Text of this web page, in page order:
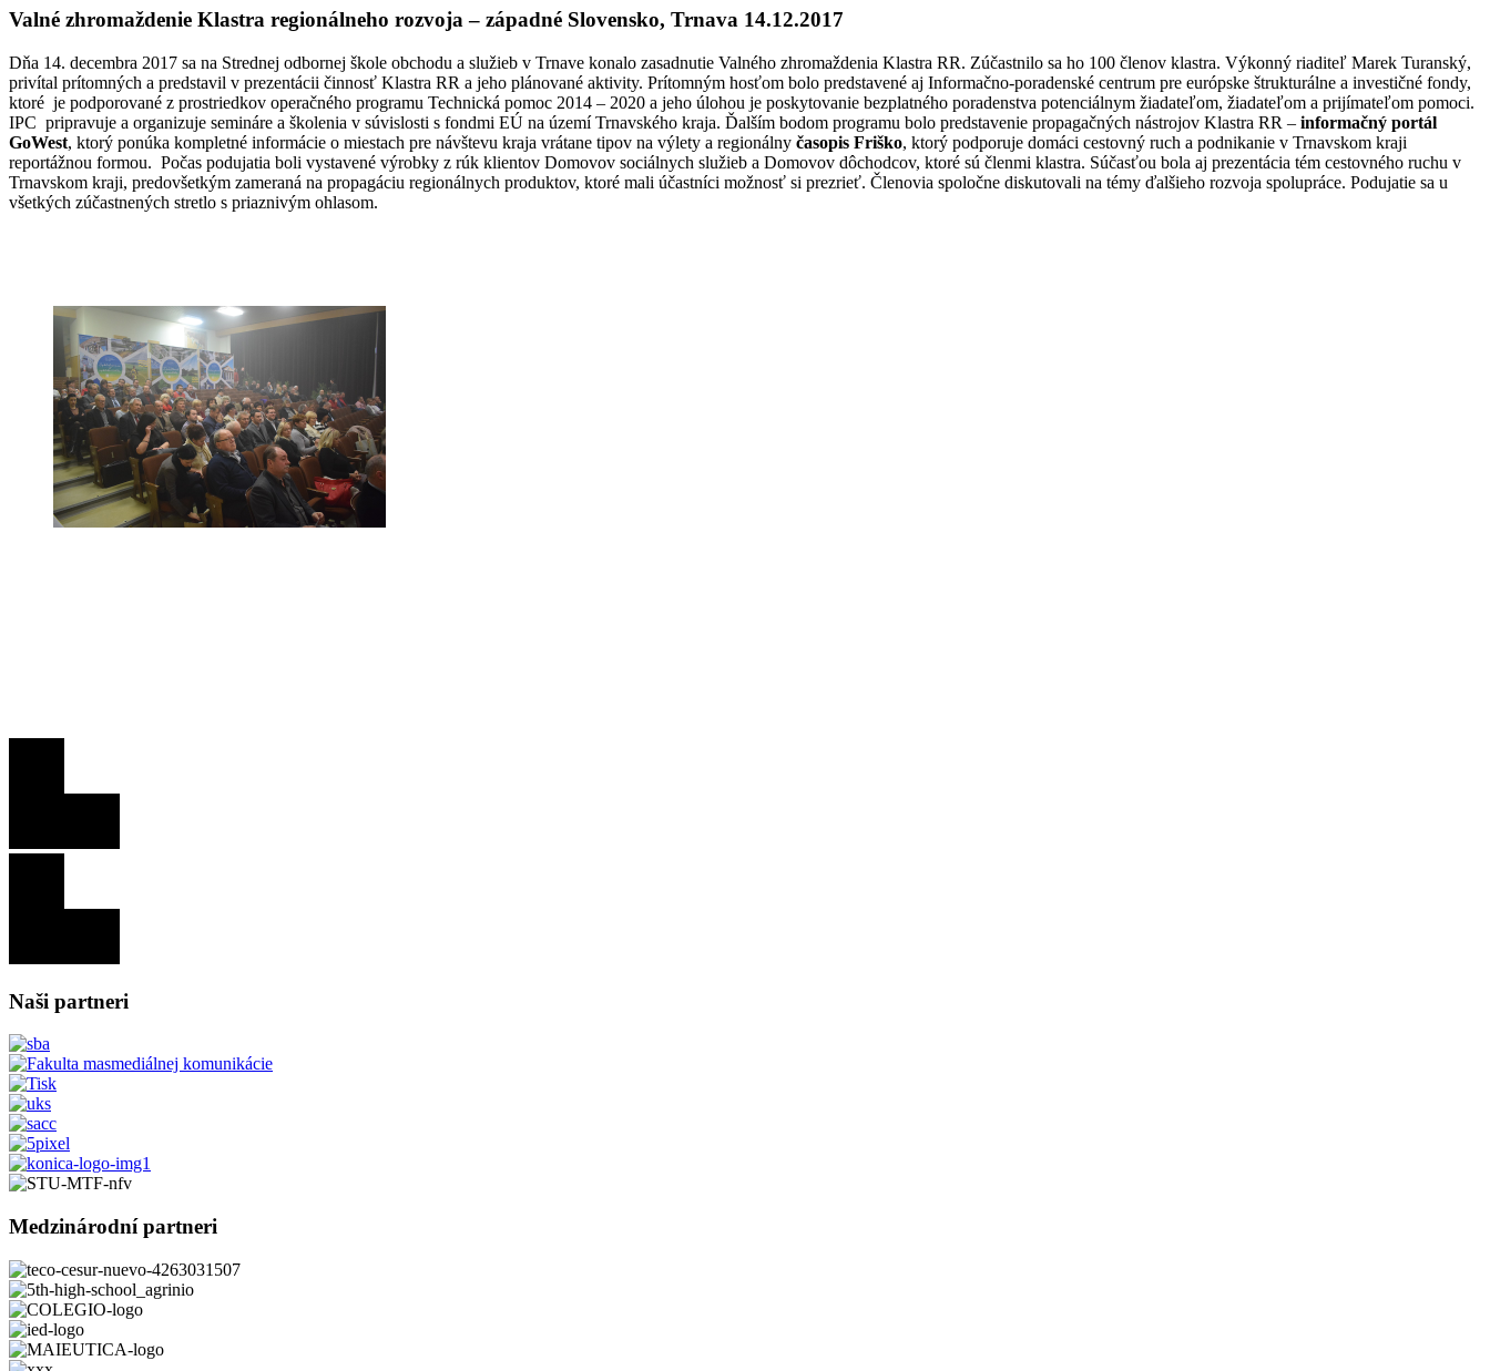
Valné zhromaždenie Klastra regionálneho rozvoja – západné Slovensko, Trnava 14.12.2017
Dňa 14. decembra 2017 sa na Strednej odbornej škole obchodu a služieb v Trnave konalo zasadnutie Valného zhromaždenia Klastra RR. Zúčastnilo sa ho 100 členov klastra. Výkonný riaditeľ Marek Turanský,
privítal prítomných a predstavil v prezentácii činnosť Klastra RR a jeho plánované aktivity. Prítomným hosťom bolo predstavené aj Informačno-poradenské centrum pre európske štrukturálne a investičné fondy,
ktoré je podporované z prostriedkov operačného programu Technická pomoc 2014 – 2020 a jeho úlohou je poskytovanie bezplatného poradenstva potenciálnym žiadateľom, žiadateľom a prijímateľom pomoci.
IPC pripravuje a organizuje semináre a školenia v súvislosti s fondmi EÚ na území Trnavského kraja. Ďalším bodom programu bolo predstavenie propagačných nástrojov Klastra RR – informačný portál
GoWest, ktorý ponúka kompletné informácie o miestach pre návštevu kraja vrátane tipov na výlety a regionálny časopis Friško, ktorý podporuje domáci cestovný ruch a podnikanie v Trnavskom kraji
reportážnou formou. Počas podujatia boli vystavené výrobky z rúk klientov Domovov sociálnych služieb a Domovov dôchodcov, ktoré sú členmi klastra. Súčasťou bola aj prezentácia tém cestovného ruchu v
Trnavskom kraji, predovšetkým zameraná na propagáciu regionálnych produktov, ktoré mali účastníci možnosť si prezrieť. Členovia spoločne diskutovali na témy ďalšieho rozvoja spolupráce. Podujatie sa u
všetkých zúčastnených stretlo s priaznivým ohlasom.
Naši partneri
Medzinárodní partneri